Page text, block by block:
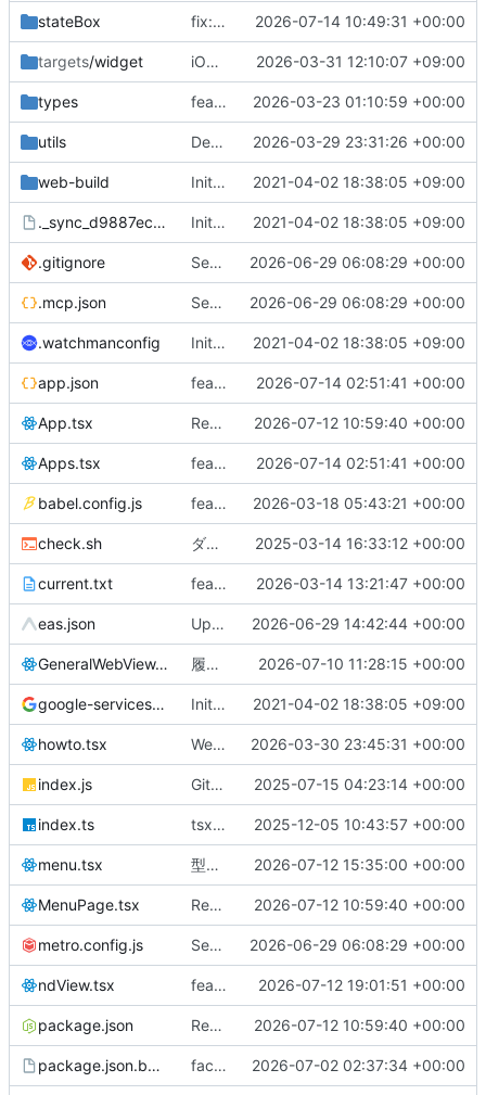
stateBox fix: 列車情報の時間フィルタリングロジックを改善し、再生中の基準時刻を追加 2026-07-14 10:49:31 +00:00
targets/widget iOSウィジェットにURLを追加し、ユーザーがトレイン情報と運行情報にアクセスできるようにしました 2026-03-31 12:10:07 +09:00
types feat: add date formatting and stale check for Unyohub entries in TrainDataSources 2026-03-23 01:10:59 +00:00
utils DeX: Dimensions.getモンキーパッチ + transform scaleで低密度ディスプレイ対応 2026-03-29 23:31:26 +00:00
web-build InitialCommit 2021-04-02 18:38:05 +09:00
._sync_d9887ec3805a.db-wal InitialCommit 2021-04-02 18:38:05 +09:00
.gitignore Sentryロギングシステムを追加し、アプリのエラートラッキングを強化 2026-06-29 06:08:29 +00:00
.mcp.json Sentryロギングシステムを追加し、アプリのエラートラッキングを強化 2026-06-29 06:08:29 +00:00
.watchmanconfig InitialCommit 2021-04-02 18:38:05 +09:00
app.json feat: JR-WEST-PLUSフォントを追加し、フォント設定を最適化 2026-07-14 02:51:41 +00:00
App.tsx Refactor MenuPage component and update dependencies 2026-07-12 10:59:40 +00:00
Apps.tsx feat: JR-WEST-PLUSフォントを追加し、フォント設定を最適化 2026-07-14 02:51:41 +00:00
babel.config.js feat: 新アーキテクチャへの移行準備と依存関係の更新 2026-03-18 05:43:21 +00:00
check.sh ダイヤデータtmpファイル作成機能を追加 2025-03-14 16:33:12 +00:00
current.txt feat(felica): add station name lookup from FeliCa history 2026-03-14 13:21:47 +00:00
eas.json Update signage view configuration 2026-06-29 14:42:44 +00:00
GeneralWebView.tsx 履歴管理機能を追加し、ビューポートメタタグの管理を強化 2026-07-10 11:28:15 +00:00
google-services.json InitialCommit 2021-04-02 18:38:05 +09:00
howto.tsx WebViewコンポーネントにcontentMode="mobile"を追加し、表示を最適化 2026-03-30 23:45:31 +00:00
index.js GithubCopilotによるリファクタリング 2025-07-15 04:23:14 +00:00
index.ts tsx化 2025-12-05 10:43:57 +00:00
menu.tsx 型定義を改善し、originalStationListの使用を最適化 2026-07-12 15:35:00 +00:00
MenuPage.tsx Refactor MenuPage component and update dependencies 2026-07-12 10:59:40 +00:00
metro.config.js Sentryロギングシステムを追加し、アプリのエラートラッキングを強化 2026-06-29 06:08:29 +00:00
ndView.tsx feat: Implement X投稿向け運行情報画像セット generation in ndView.tsx 2026-07-12 19:01:51 +00:00
package.json Refactor MenuPage component and update dependencies 2026-07-12 10:59:40 +00:00
package.json.before-remove-resolutions factor code structure for improved readability and maintainability 2026-07-02 02:37:34 +00:00